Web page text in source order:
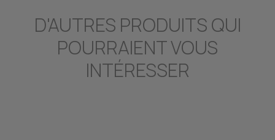
D'AUTRES PRODUITS QUI
POURRAIENT VOUS
INTÉRESSER